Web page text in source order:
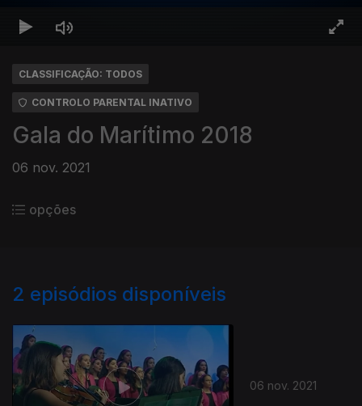
CLASSIFICAÇÃO: TODOS
CONTROLO PARENTAL INATIVO
Gala do Marítimo 2018
06 nov. 2021
opções
2 episódios disponíveis
06 nov. 2021
349725